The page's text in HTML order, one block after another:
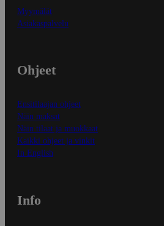
Myymälät
Asiakaspalvelu
Ohjeet
Ensitilaajan ohjeet
Näin maksat
Näin tilaat ja muokkaat
Kaikki ohjeet ja vinkit
In English
Info